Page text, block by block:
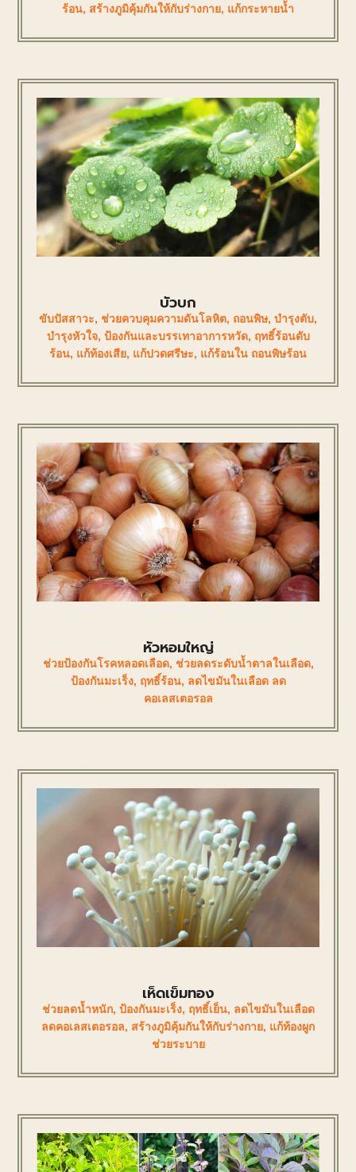
ร้อน, สร้างภูมิคุ้มกันให้กับร่างกาย, แก้กระหายน้ำ
บัวบก
ขับปัสสาวะ, ช่วยควบคุมความดันโลหิต, ถอนพิษ, บำรุงตับ,
บำรุงหัวใจ, ป้องกันและบรรเทาอาการหวัด, ฤทธิ์ร้อนดับ
ร้อน, แก้ท้องเสีย, แก้ปวดศรีษะ, แก้ร้อนใน ถอนพิษร้อน
หัวหอมใหญ่
ช่วยป้องกันโรคหลอดเลือด, ช่วยลดระดับน้ำตาลในเลือด,
ป้องกันมะเร็ง, ฤทธิ์ร้อน, ลดไขมันในเลือด ลด
คอเลสเตอรอล
เห็ดเข็มทอง
ช่วยลดน้ำหนัก, ป้องกันมะเร็ง, ฤทธิ์เย็น, ลดไขมันในเลือด
ลดคอเลสเตอรอล, สร้างภูมิคุ้มกันให้กับร่างกาย, แก้ท้องผูก
ช่วยระบาย